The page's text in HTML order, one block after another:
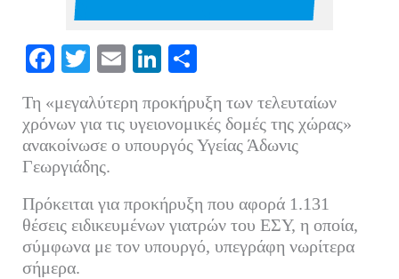
Fa
bo
ok
T
wi
tte
r
E
ail
Li
nk
ed
In
οι
ρ
α
εί
τε
Τη «μεγαλύτερη προκήρυξη των τελευταίων
χρόνων για τις υγειονομικές δομές της χώρας»
ανακοίνωσε ο υπουργός Υγείας Άδωνις
Γεωργιάδης.
Πρόκειται για προκήρυξη που αφορά 1.131
θέσεις ειδικευμένων γιατρών του ΕΣΥ, η οποία,
σύμφωνα με τον υπουργό, υπεγράφη νωρίτερα
σήμερα.